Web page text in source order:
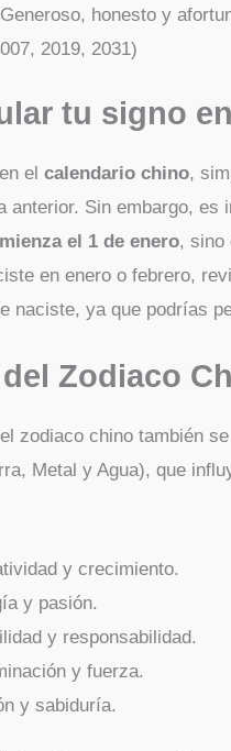
honesto y
2019, 2031)
tu signo
elcalendario chino,
anterior. Sin embargo,
el 1 de enero, sino
en enero o febrero,
naciste, ya que podrías
Zodiaco
zodiaco chino también
Metal y Agua), que
y crecimiento.
y pasión.
y responsabilidad.
y fuerza.
y sabiduría.